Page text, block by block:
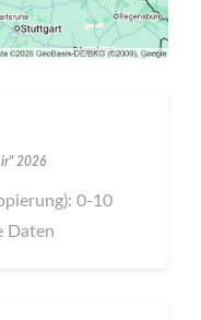
2026
0-10
Daten